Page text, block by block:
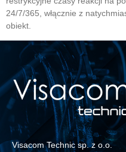
24/7/365, włącznie z
obiekt.
Visacom Technic sp. z o.o.